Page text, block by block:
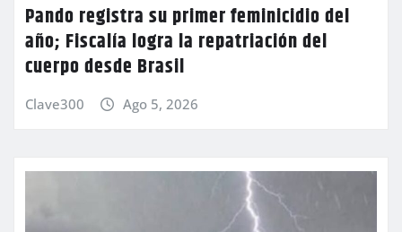
Pando registra su primer feminicidio del
año; Fiscalía logra la repatriación del
cuerpo desde Brasil
Clave300 Ago 5, 2026